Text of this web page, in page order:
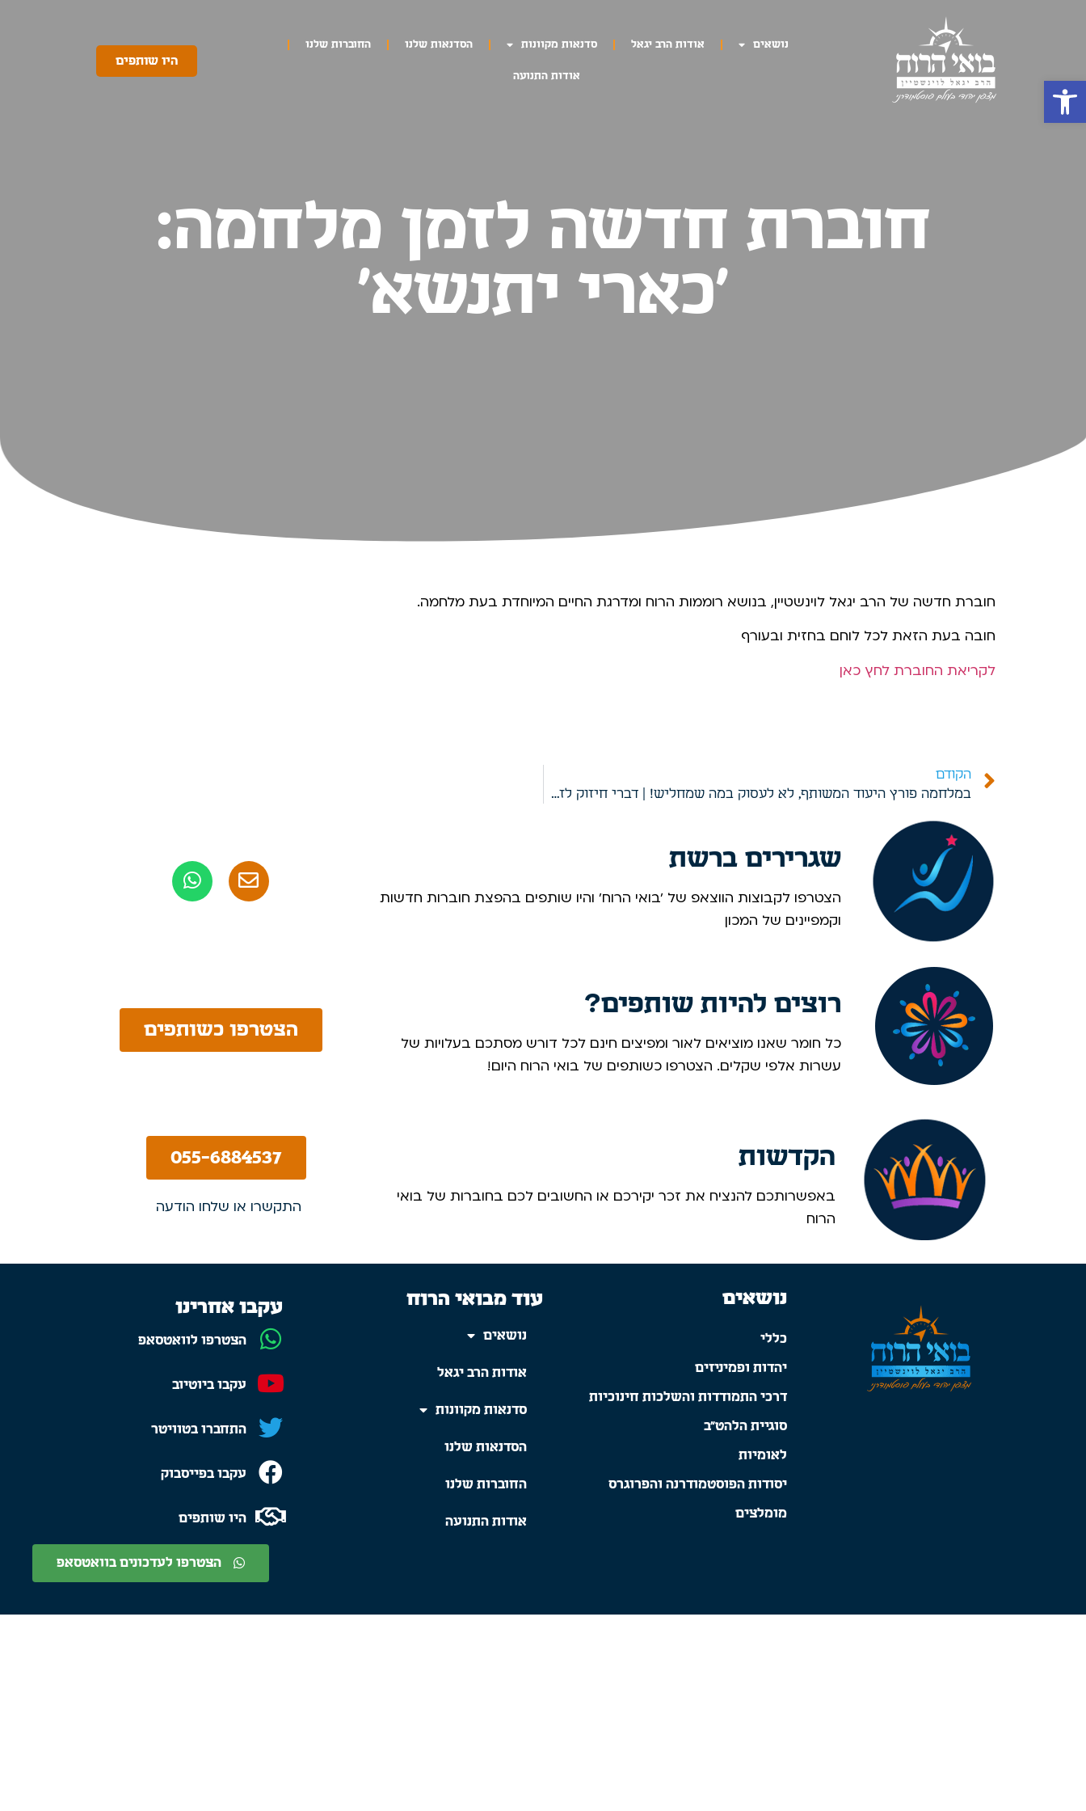
פתח סרגל נגישות
נושאים אודות הרב יגאל סדנאות מקוונות הסדנאות שלנו החוברות שלנו
אודות התנועה
היו שותפים
חוברת חדשה לזמן מלחמה:
'כארי יתנשא'
חוברת חדשה של הרב יגאל לוינשטיין, בנושא רוממות הרוח ומדרגת החיים המיוחדת בעת מלחמה.
חובה בעת הזאת לכל לוחם בחזית ובעורף
לקריאת החוברת לחץ כאן
הקודם
במלחמה פורץ היעוד המשותף, לא לעסוק במה שמחליש! | דברי חיזוק לזמן מלחמה
שגרירים ברשת
הצטרפו לקבוצות הווצאפ של 'בואי הרוח' והיו שותפים בהפצת חוברות חדשות
וקמפיינים של המכון
רוצים להיות שותפים?
כל חומר שאנו מוציאים לאור ומפיצים חינם לכל דורש מסתכם בעלויות של
עשרות אלפי שקלים. הצטרפו כשותפים של בואי הרוח היום! ​
הצטרפו כשותפים
הקדשות
באפשרותכם להנציח את זכר יקירכם או החשובים לכם בחוברות של בואי
הרוח
055-6884537
התקשרו או שלחו הודעה
נושאים
כללי
יהדות ופמיניזים
דרכי התמודדות והשלכות חינוכיות
סוגיית הלהט"ב
לאומיות
יסודות הפוסטמודרנה והפרוגרס
מומלצים
עוד מבואי הרוח
נושאים
אודות הרב יגאל
סדנאות מקוונות
הסדנאות שלנו
החוברות שלנו
אודות התנועה
עקבו אחרינו
הצטרפו לוואטסאפ
עקבו ביוטיוב
התחברו בטוויטר
עקבו בפייסבוק
היו שותפים
הצטרפו לעדכונים בוואטסאפ